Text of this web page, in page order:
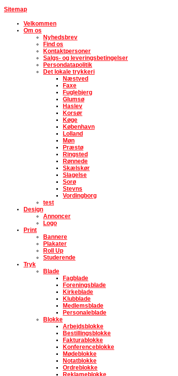
Sitemap
Velkommen
Om os
Nyhedsbrev
Find os
Kontaktpersoner
Salgs- og leveringsbetingelser
Persondatapolitik
Det lokale trykkeri
Næstved
Faxe
Fuglebjerg
Glumsø
Haslev
Korsør
Køge
København
Lolland
Møn
Præstø
Ringsted
Rønnede
Skælskør
Slagelse
Sorø
Stevns
Vordingborg
test
Design
Annoncer
Logo
Print
Bannere
Plakater
Roll Up
Studerende
Tryk
Blade
Fagblade
Foreningsblade
Kirkeblade
Klubblade
Medlemsblade
Personaleblade
Blokke
Arbejdsblokke
Bestillingsblokke
Fakturablokke
Konferenceblokke
Mødeblokke
Notatblokke
Ordreblokke
Reklameblokke